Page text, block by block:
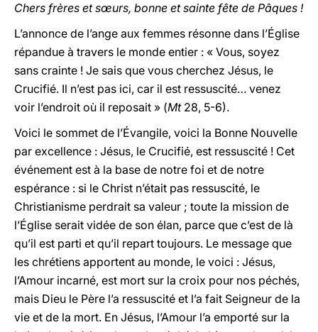
Chers frères et sœurs, bonne et sainte fête de Pâques !
L’annonce de l’ange aux femmes résonne dans l’Église
répandue à travers le monde entier : « Vous, soyez
sans crainte ! Je sais que vous cherchez Jésus, le
Crucifié. Il n’est pas ici, car il est ressuscité… venez
voir l’endroit où il reposait » (Mt28, 5-6).
Voici le sommet de l’Évangile, voici la Bonne Nouvelle
par excellence : Jésus, le Crucifié, est ressuscité ! Cet
événement est à la base de notre foi et de notre
espérance : si le Christ n’était pas ressuscité, le
Christianisme perdrait sa valeur ; toute la mission de
l’Église serait vidée de son élan, parce que c’est de là
qu’il est parti et qu’il repart toujours. Le message que
les chrétiens apportent au monde, le voici : Jésus,
l’Amour incarné, est mort sur la croix pour nos péchés,
mais Dieu le Père l’a ressuscité et l’a fait Seigneur de la
vie et de la mort. En Jésus, l’Amour l’a emporté sur la